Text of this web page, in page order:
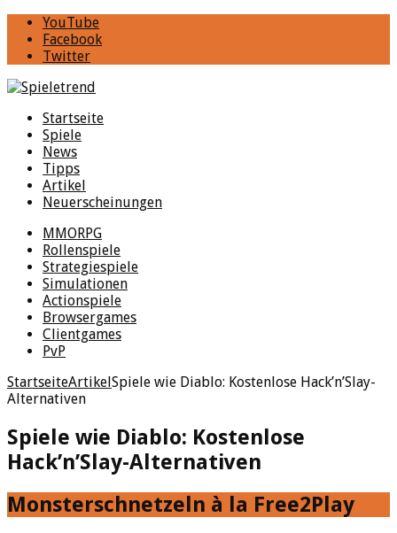
YouTube
Facebook
Twitter
Startseite
Spiele
News
Tipps
Artikel
Neuerscheinungen
MMORPG
Rollenspiele
Strategiespiele
Simulationen
Actionspiele
Browsergames
Clientgames
PvP
StartseiteArtikelSpiele wie Diablo: Kostenlose Hack’n’Slay-
Alternativen
Spiele wie Diablo: Kostenlose
Hack’n’Slay-Alternativen
Monsterschnetzeln à la Free2Play